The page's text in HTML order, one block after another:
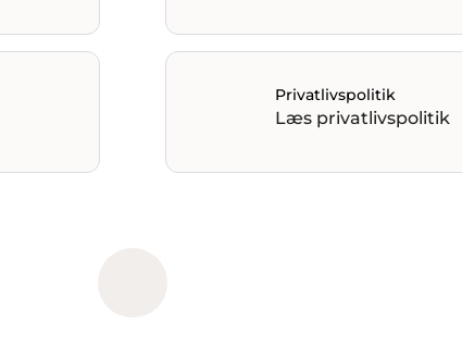
Privatlivspolitik
Læs privatlivspolitik